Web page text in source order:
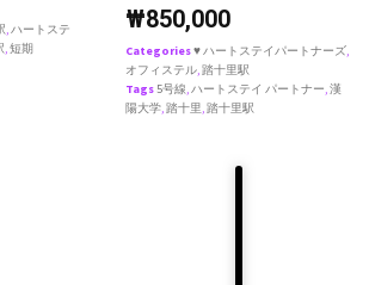
ハートステ
短期
₩850,000
Categories♥ ハートステイパートナーズ
オフィステル 踏十里駅
Tags 5号線 ハートステイ パートナー 漢
陽大学 踏十里 踏十里駅